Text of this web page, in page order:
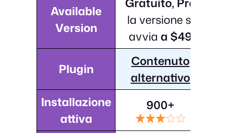
Available
Version
la versione si
avvia a $49
Plugin
Contenuto
alternativo
Installazione
attiva
900+